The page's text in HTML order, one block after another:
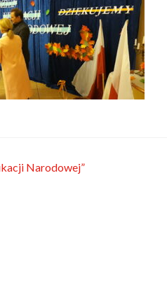
Narodowej”